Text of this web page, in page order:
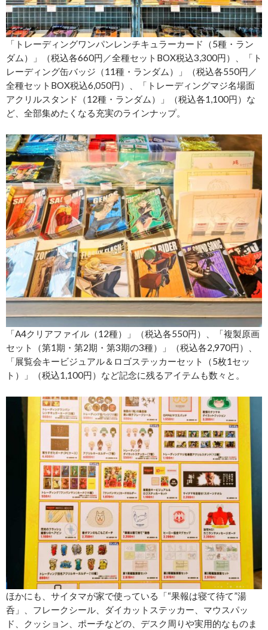
「トレーディングワンパンレンチキュラーカード（5種・ラン
ダム）」（税込各660円／全種セットBOX税込3,300円）、「ト
レーディング缶バッジ（11種・ランダム）」（税込各550円／
全種セットBOX税込6,050円）、「トレーディングマジ名場面
アクリルスタンド（12種・ランダム）」（税込各1,100円）な
ど、全部集めたくなる充実のラインナップ。
「A4クリアファイル（12種）」（税込各550円）、「複製原画
セット（第1期・第2期・第3期の3種）」（税込各2,970円）、
「展覧会キービジュアル＆ロゴステッカーセット（5枚1セッ
ト）」（税込1,100円）など記念に残るアイテムも数々と。
ほかにも、サイタマが家で使っている「“果報は寝て待て”湯
呑」、フレークシール、ダイカットステッカー、マウスパッ
ド、クッション、ポーチなどの、デスク周りや実用的なものま